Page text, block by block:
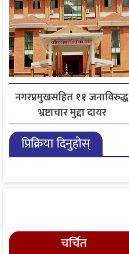
नगरप्रमुखसहित ११ जनाविरुद्ध
भ्रष्टाचार मुद्दा दायर
प्रिक्रिया दिनुहोस्
चर्चित